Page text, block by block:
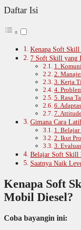
Daftar Isi
Kenapa Soft
7 Soft Skill yang
1.
2.
3. Kerja
4.
5. Rasa
6.
7.
Gimana Cara
1.
2. Ikut
3.
Belajar Soft Skill
Saatnya Naik
Kenapa Soft
Mobil Diesel?
Coba bayangin ini: